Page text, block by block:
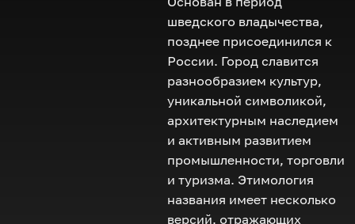
шведского владычества,
позднее присоединился к
России. Город славится
разнообразием культур,
уникальной символикой,
архитектурным наследием
и активным развитием
промышленности, торговли
и туризма. Этимология
названия имеет несколько
версий, отражающих